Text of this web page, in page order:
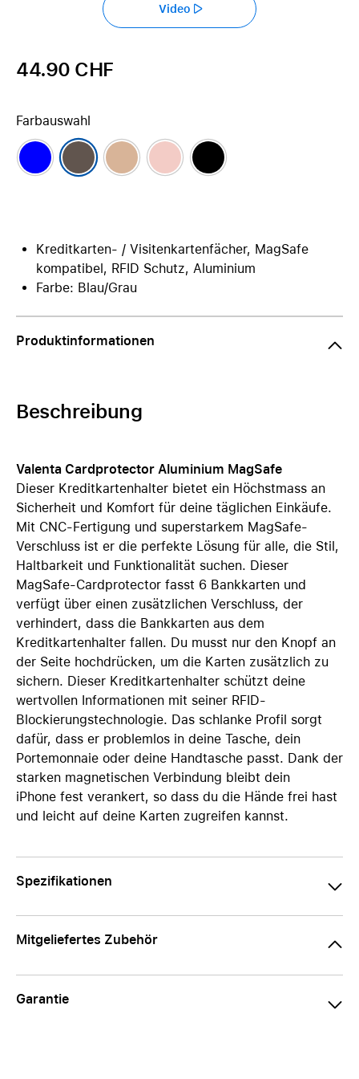
Video
44.90 CHF
Farbauswahl
Kreditkarten- / Visitenkartenfächer, MagSafe
kompatibel, RFID Schutz, Aluminium
Farbe: Blau/Grau
Produktinformationen
Beschreibung
Valenta Cardprotector Aluminium MagSafe
Dieser Kreditkartenhalter bietet ein Höchstmass an
Sicherheit und Komfort für deine täglichen Einkäufe.
Mit CNC-Fertigung und superstarkem MagSafe-
Verschluss ist er die perfekte Lösung für alle, die Stil,
Haltbarkeit und Funktionalität suchen. Dieser
MagSafe-Cardprotector fasst 6 Bankkarten und
verfügt über einen zusätzlichen Verschluss, der
verhindert, dass die Bankkarten aus dem
Kreditkartenhalter fallen. Du musst nur den Knopf an
der Seite hochdrücken, um die Karten zusätzlich zu
sichern. Dieser Kreditkartenhalter schützt deine
wertvollen Informationen mit seiner RFID-
Blockierungstechnologie. Das schlanke Profil sorgt
dafür, dass er problemlos in deine Tasche, dein
Portemonnaie oder deine Handtasche passt. Dank der
starken magnetischen Verbindung bleibt dein
iPhone fest verankert, so dass du die Hände frei hast
und leicht auf deine Karten zugreifen kannst.
Spezifikationen
Mitgeliefertes Zubehör
Garantie